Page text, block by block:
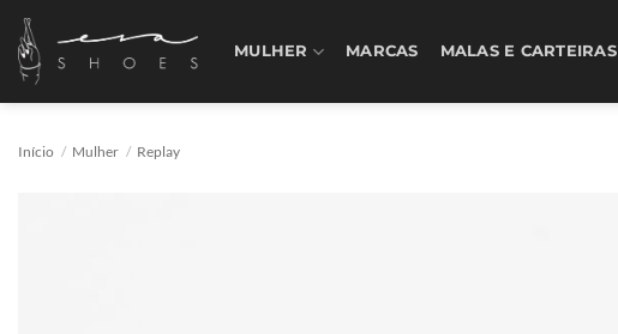
Skip
content
MULHER MARCAS MALAS E CARTEIRAS
Início / Mulher / Replay